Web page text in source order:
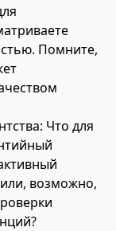
Помните,
Что для
возможно,